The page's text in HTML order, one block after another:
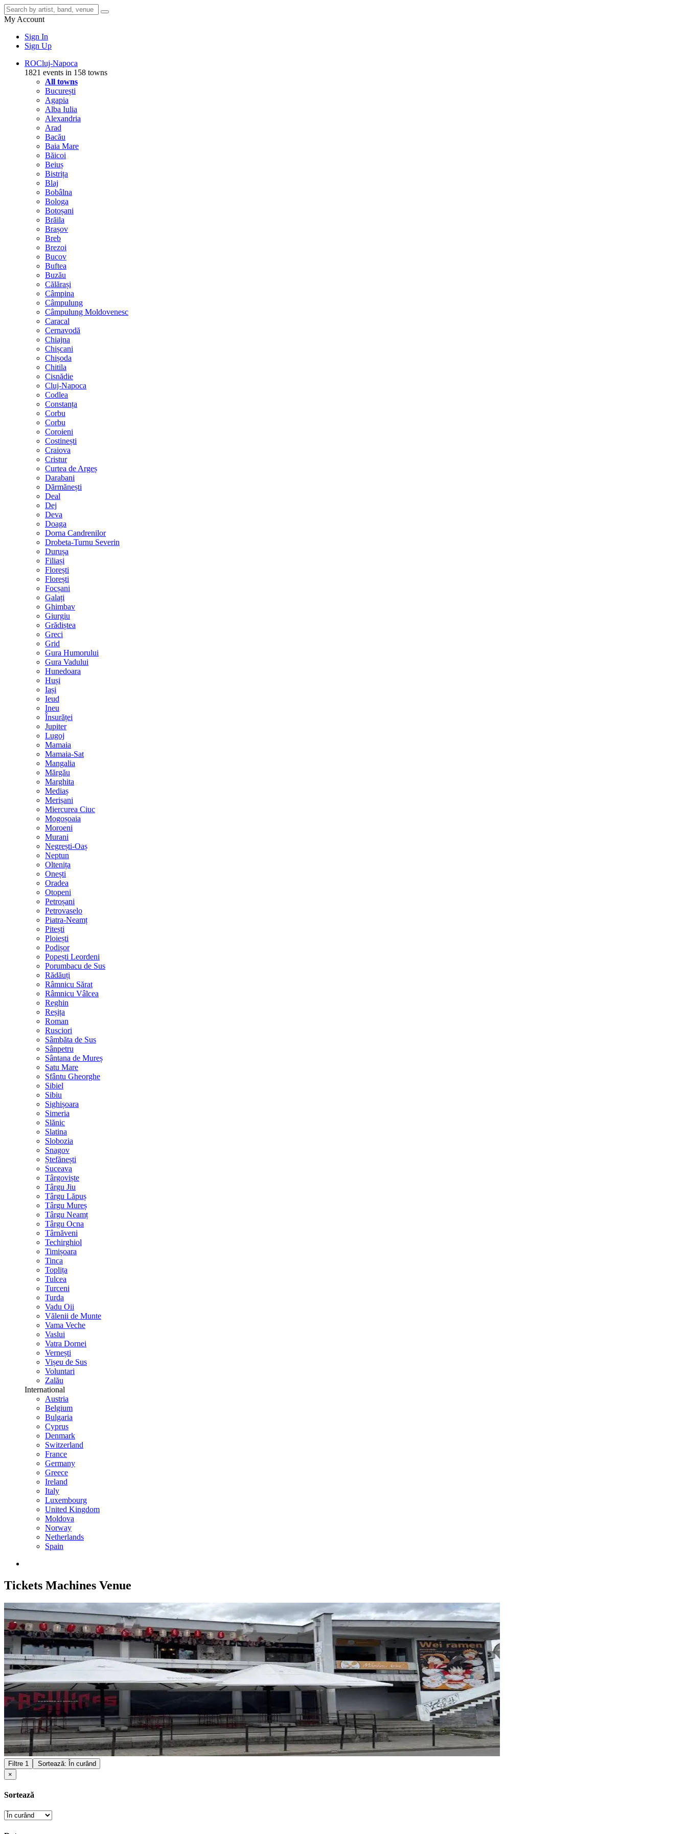
My Account
Sign In
Sign Up
ROCluj-Napoca
1821 events in 158 towns
All towns
București
Agapia
Alba Iulia
Alexandria
Arad
Bacău
Baia Mare
Băicoi
Beiuș
Bistrița
Blaj
Bobâlna
Bologa
Botoșani
Brăila
Brașov
Breb
Brezoi
Bucov
Buftea
Buzău
Călărași
Câmpina
Câmpulung
Câmpulung Moldovenesc
Caracal
Cernavodă
Chiajna
Chișcani
Chișoda
Chitila
Cisnădie
Cluj-Napoca
Codlea
Constanța
Corbu
Corbu
Coroieni
Costinești
Craiova
Cristur
Curtea de Argeș
Darabani
Dărmănești
Deal
Dej
Deva
Doaga
Dorna Candrenilor
Drobeta-Turnu Severin
Durușa
Filiași
Florești
Florești
Focșani
Galați
Ghimbav
Giurgiu
Grădiștea
Greci
Grid
Gura Humorului
Gura Vadului
Hunedoara
Huși
Iași
Ieud
Ineu
Însurăței
Jupiter
Lugoj
Mamaia
Mamaia-Sat
Mangalia
Mărgău
Marghita
Mediaș
Merișani
Miercurea Ciuc
Mogoșoaia
Moroeni
Murani
Negrești-Oaș
Neptun
Oltenița
Onești
Oradea
Otopeni
Petroșani
Petrovaselo
Piatra-Neamț
Pitești
Ploiești
Podișor
Popești Leordeni
Porumbacu de Sus
Rădăuți
Râmnicu Sărat
Râmnicu Vâlcea
Reghin
Reșița
Roman
Rusciori
Sâmbăta de Sus
Sânpetru
Sântana de Mureș
Satu Mare
Sfântu Gheorghe
Sibiel
Sibiu
Sighișoara
Simeria
Slănic
Slatina
Slobozia
Snagov
Ștefănești
Suceava
Târgoviște
Târgu Jiu
Târgu Lăpuș
Târgu Mureș
Târgu Neamț
Târgu Ocna
Târnăveni
Techirghiol
Timișoara
Tinca
Toplița
Tulcea
Turceni
Turda
Vadu Oii
Vălenii de Munte
Vama Veche
Vaslui
Vatra Dornei
Vernești
Vișeu de Sus
Voluntari
Zalău
International
Austria
Belgium
Bulgaria
Cyprus
Denmark
Switzerland
France
Germany
Greece
Ireland
Italy
Luxembourg
United Kingdom
Moldova
Norway
Netherlands
Spain
Tickets Machines Venue
Filtre 1
Sortează: În curând
×
Sortează